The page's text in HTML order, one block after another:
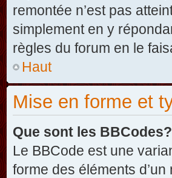
remontée n’est pas
simplement en y
règles du forum en le
Haut
Mise en forme et
Que sont les BBCodes?
Le BBCode est une
forme des éléments